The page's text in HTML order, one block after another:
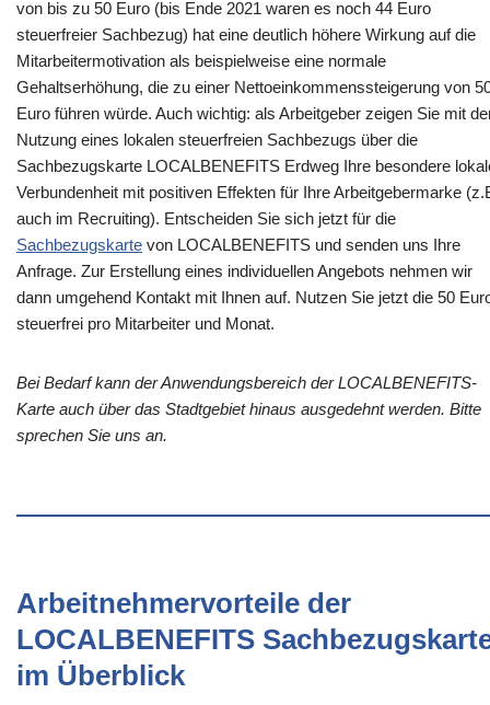
von bis zu 50 Euro (bis Ende 2021 waren es noch 44 Euro
steuerfreier Sachbezug) hat eine deutlich höhere Wirkung auf die
Mitarbeitermotivation als beispielweise eine normale
Gehaltserhöhung, die zu einer Nettoeinkommenssteigerung von
Euro führen würde. Auch wichtig: als Arbeitgeber zeigen Sie mit
Nutzung eines lokalen steuerfreien Sachbezugs über die
Sachbezugskarte LOCALBENEFITS Erdweg Ihre besondere
Verbundenheit mit positiven Effekten für Ihre Arbeitgebermarke
auch im Recruiting). Entscheiden Sie sich jetzt für die
Sachbezugskarte von LOCALBENEFITS und senden uns Ihre
Anfrage. Zur Erstellung eines individuellen Angebots nehmen wir
dann umgehend Kontakt mit Ihnen auf. Nutzen Sie jetzt die 50
steuerfrei pro Mitarbeiter und Monat.
Bei Bedarf kann der Anwendungsbereich der LOCALBENEFITS-
Karte auch über das Stadtgebiet hinaus ausgedehnt werden. Bitte
sprechen Sie uns an.
Arbeitnehmervorteile der
LOCALBENEFITS
im Überblick